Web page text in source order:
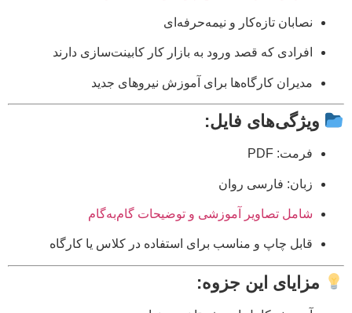
نصابان تازه‌کار و نیمه‌حرفه‌ای
افرادی که قصد ورود به بازار کار کابینت‌سازی دارند
مدیران کارگاه‌ها برای آموزش نیروهای جدید
ویژگی‌های فایل:
فرمت: PDF
زبان: فارسی روان
شامل تصاویر آموزشی و توضیحات گام‌به‌گام
قابل چاپ و مناسب برای استفاده در کلاس یا کارگاه
مزایای این جزوه: